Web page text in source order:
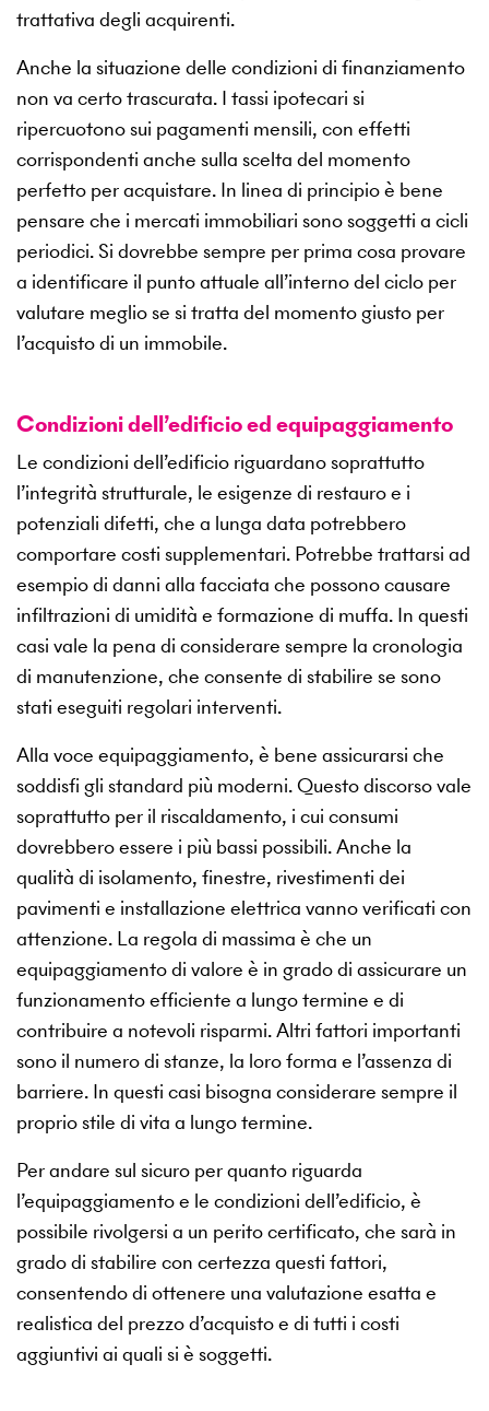
trattativa degli acquirenti.
Anche la situazione delle condizioni di finanziamento
non va certo trascurata. I tassi ipotecari si
ripercuotono sui pagamenti mensili, con effetti
corrispondenti anche sulla scelta del momento
perfetto per acquistare. In linea di principio è bene
pensare che i mercati immobiliari sono soggetti a cicli
periodici. Si dovrebbe sempre per prima cosa provare
a identificare il punto attuale all’interno del ciclo per
valutare meglio se si tratta del momento giusto per
l’acquisto di un immobile.
Condizioni dell’edificio ed equipaggiamento
Le condizioni dell’edificio riguardano soprattutto
l’integrità strutturale, le esigenze di restauro e i
potenziali difetti, che a lunga data potrebbero
comportare costi supplementari. Potrebbe trattarsi ad
esempio di danni alla facciata che possono causare
infiltrazioni di umidità e formazione di muffa. In questi
casi vale la pena di considerare sempre la cronologia
di manutenzione, che consente di stabilire se sono
stati eseguiti regolari interventi.
Alla voce equipaggiamento, è bene assicurarsi che
soddisfi gli standard più moderni. Questo discorso vale
soprattutto per il riscaldamento, i cui consumi
dovrebbero essere i più bassi possibili. Anche la
qualità di isolamento, finestre, rivestimenti dei
pavimenti e installazione elettrica vanno verificati con
attenzione. La regola di massima è che un
equipaggiamento di valore è in grado di assicurare un
funzionamento efficiente a lungo termine e di
contribuire a notevoli risparmi. Altri fattori importanti
sono il numero di stanze, la loro forma e l’assenza di
barriere. In questi casi bisogna considerare sempre il
proprio stile di vita a lungo termine.
Per andare sul sicuro per quanto riguarda
l’equipaggiamento e le condizioni dell’edificio, è
possibile rivolgersi a un perito certificato, che sarà in
grado di stabilire con certezza questi fattori,
consentendo di ottenere una valutazione esatta e
realistica del prezzo d’acquisto e di tutti i costi
aggiuntivi ai quali si è soggetti.